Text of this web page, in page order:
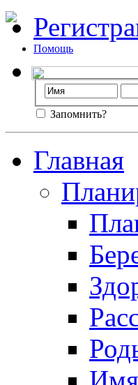
Помощь
Запомнить?
Главная